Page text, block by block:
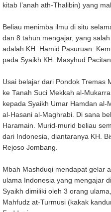
kitab I’anah ath-Thalibin) yang
Beliau menimba ilmu di situ
dan 8 tahun mengajar, yang
adalah KH. Hamid Pasuruan.
pada Syaikh KH. Masyhud Pacitan.
Usai belajar dari Pondok Tremas
ke Tanah Suci Mekkah al-
kepada Syaikh Umar Hamdan al-
al-Hasani al-Maghrabi. Di sana
Haramain. Murid-murid beliau
dari Indonesia, diantaranya KH.
Rejoso Jombang.
Mbah Mashduqi mendapat gelar
ulama Indonesia yang mengajar
Syaikh dimiliki oleh 3 orang
Mahfudz at-Turmusi (kakak